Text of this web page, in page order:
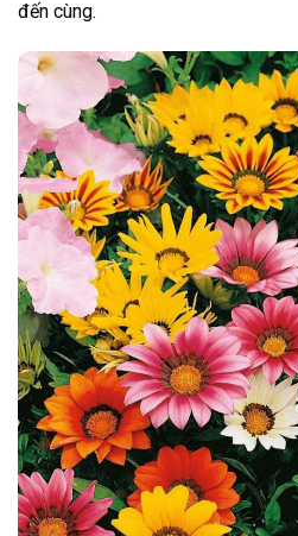
đến cùng.